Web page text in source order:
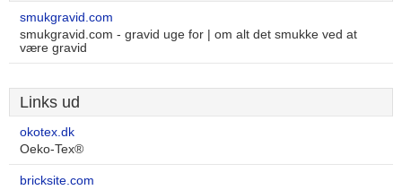
smukgravid.com
smukgravid.com - gravid uge for | om alt det smukke ved at
være gravid
Links ud
okotex.dk
Oeko-Tex®
bricksite.com